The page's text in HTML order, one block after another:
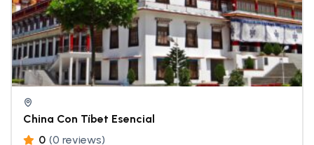
China Con Tíbet Esencial
0 (0 reviews)